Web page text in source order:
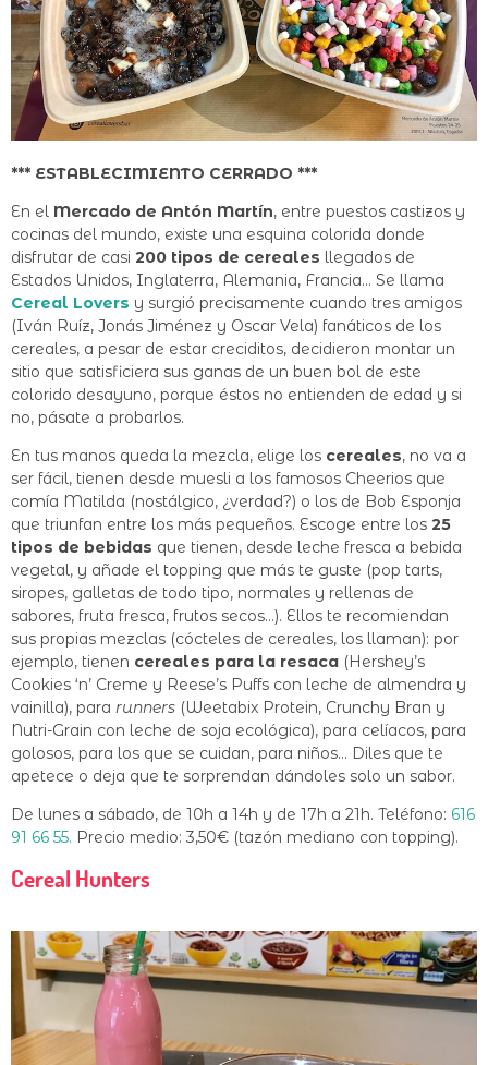
*** ESTABLECIMIENTO CERRADO ***
En el Mercado de Antón Martín, entre puestos castizos y
cocinas del mundo, existe una esquina colorida donde
disfrutar de casi 200 tipos de cereales llegados de
Estados Unidos, Inglaterra, Alemania, Francia… Se llama
Cereal Lovers y surgió precisamente cuando tres amigos
(Iván Ruíz, Jonás Jiménez y Oscar Vela) fanáticos de los
cereales, a pesar de estar creciditos, decidieron montar un
sitio que satisficiera sus ganas de un buen bol de este
colorido desayuno, porque éstos no entienden de edad y si
no, pásate a probarlos.
En tus manos queda la mezcla, elige los cereales, no va a
ser fácil, tienen desde muesli a los famosos Cheerios que
comía Matilda (nostálgico, ¿verdad?) o los de Bob Esponja
que triunfan entre los más pequeños. Escoge entre los 25
tipos de bebidas que tienen, desde leche fresca a bebida
vegetal, y añade el topping que más te guste (pop tarts,
siropes, galletas de todo tipo, normales y rellenas de
sabores, fruta fresca, frutos secos…). Ellos te recomiendan
sus propias mezclas (cócteles de cereales, los llaman): por
ejemplo, tienen cereales para la resaca (Hershey’s
Cookies ‘n’ Creme y Reese’s Puffs con leche de almendra y
vainilla), para runners (Weetabix Protein, Crunchy Bran y
Nutri-Grain con leche de soja ecológica), para celíacos, para
golosos, para los que se cuidan, para niños… Diles que te
apetece o deja que te sorprendan dándoles solo un sabor.
De lunes a sábado, de 10h a 14h y de 17h a 21h. Teléfono: 616
91 66 55. Precio medio: 3,50€ (tazón mediano con topping).
Cereal Hunters